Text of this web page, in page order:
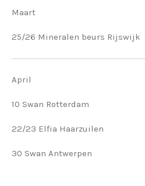
Maart
25/26 Mineralen beurs Rijswijk
April
10 Swan Rotterdam
22/23 Elfia Haarzuilen
30 Swan Antwerpen